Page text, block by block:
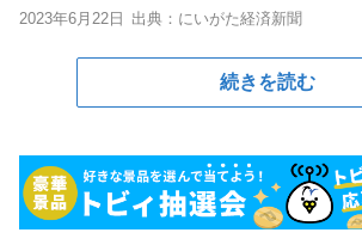
2023年6月22日 出典：にいがた経済新聞
続きを読む